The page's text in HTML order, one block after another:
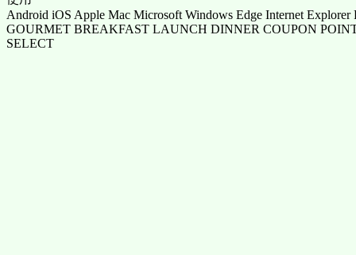
Android iOS Apple Mac Microsoft Windows Edge Internet Explorer
GOURMET BREAKFAST LAUNCH DINNER COUPON
SELECT